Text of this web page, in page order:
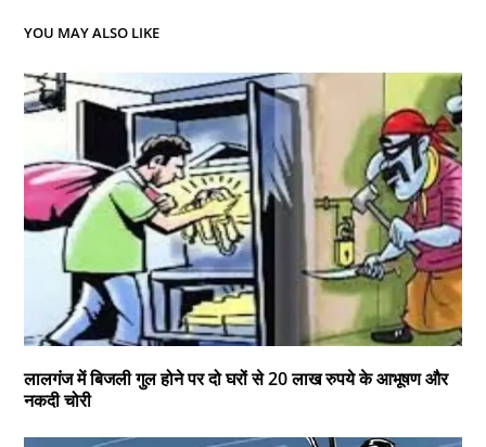
YOU MAY ALSO LIKE
लालगंज में बिजली गुल होने पर दो घरों से 20 लाख रुपये के आभूषण और
नकदी चोरी